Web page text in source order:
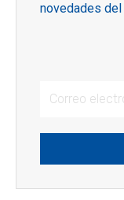
novedades del